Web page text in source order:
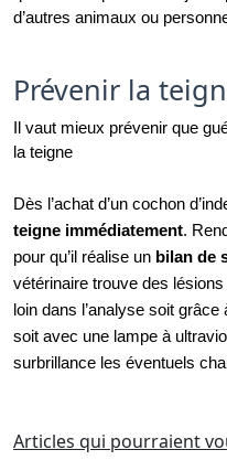
d’autres animaux ou
Prévenir la
Il vaut mieux prévenir que
la teigne
Dès l’achat d’un cochon
teigne immédiatement.
pour qu’il réalise un bilan de
vétérinaire trouve des
loin dans l’analyse soit
soit avec une lampe à
surbrillance les éventuels
Articles qui pourraient